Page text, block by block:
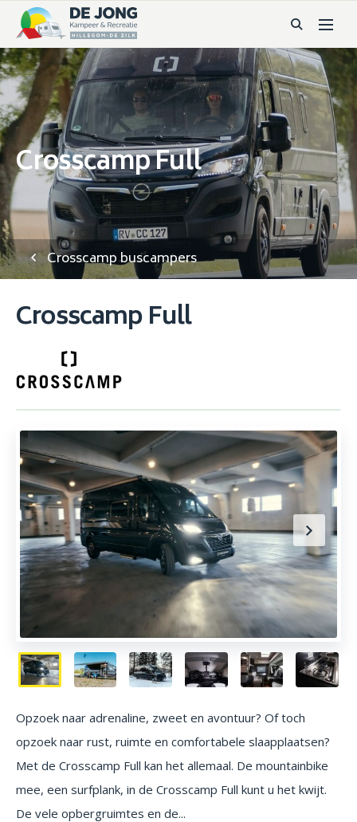
Crosscamp Full
Crosscamp buscampers
Crosscamp Full
Opzoek naar adrenaline, zweet en avontuur? Of toch
opzoek naar rust, ruimte en comfortabele slaapplaatsen?
Met de Crosscamp Full kan het allemaal. De mountainbike
mee, een surfplank, in de Crosscamp Full kunt u het kwijt.
De vele opbergruimtes en de...